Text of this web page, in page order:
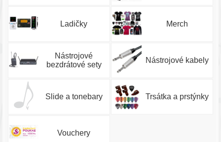
Ladičky Merch
Nástrojové
bezdrátové sety
Nástrojové kabely
Slide a tonebary Trsátka a prstýnky
Vouchery